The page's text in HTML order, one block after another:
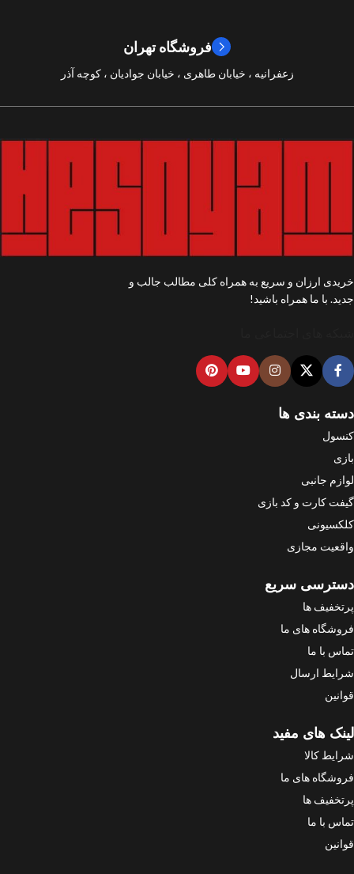
فروشگاه تهران
زعفرانیه ، خیابان طاهری ، خیابان جوادیان ، کوچه آذر
خریدی ارزان و سریع به همراه کلی مطالب جالب و
جدید. با ما همراه باشید!
دسته بندی ها
کنسول
بازی
لوازم جانبی
گیفت کارت و کد بازی
کلکسیونی
واقعیت مجازی
دسترسی سریع
پرتخفیف ها
فروشگاه های ما
تماس با ما
شرایط ارسال
قوانین
لینک های مفید
شرایط کالا
فروشگاه های ما
پرتخفیف ها
تماس با ما
قوانین